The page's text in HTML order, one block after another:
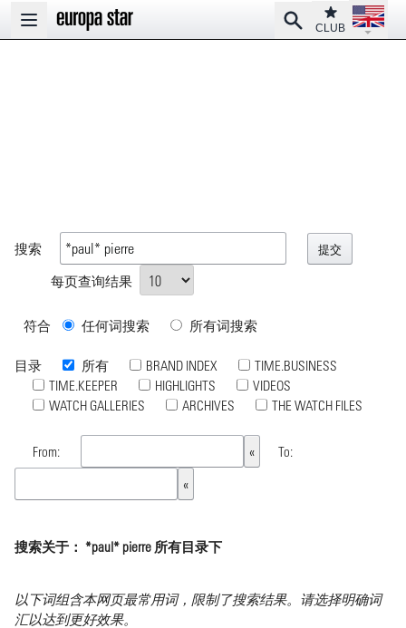
Open main menu
SearchClub
CLUB
Open
搜索
每页查询结果
符合 任何词搜索 所有词搜索
目录 所有 BRAND INDEX
TIME.BUSINESS
TIME.KEEPER
HIGHLIGHTS
VIDEOS
WATCH GALLERIES
ARCHIVES THE WATCH FILES
From: To:
搜索关于： *paul* pierre 所有目录下
以下词组含本网页最常用词，限制了搜索结果。请选择明确词
汇以达到更好效果。